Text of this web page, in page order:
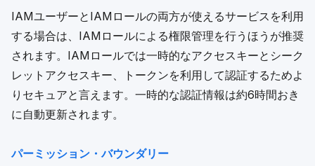
IAMユーザーとIAMロールの両方が使えるサービスを利用
する場合は、IAMロールによる権限管理を行うほうが推奨
されます。IAMロールでは一時的なアクセスキーとシーク
レットアクセスキー、トークンを利用して認証するためよ
りセキュアと言えます。一時的な認証情報は約6時間おき
に自動更新されます。
パーミッション・バウンダリー